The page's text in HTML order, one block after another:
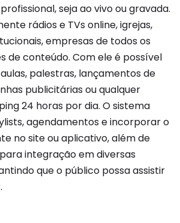
seja ao vivo ou gravada.
rádios e TVs online, igrejas,
empresas de todos os
de conteúdo. Com ele é possível
palestras, lançamentos de
publicitárias ou qualquer
24 horas por dia. O sistema
agendamentos e incorporar o
no site ou aplicativo, além de
integração em diversas
que o público possa assistir